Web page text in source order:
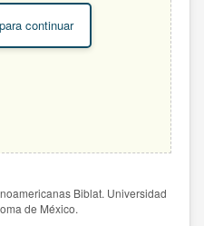
continuar
Biblat. Universidad
de México.